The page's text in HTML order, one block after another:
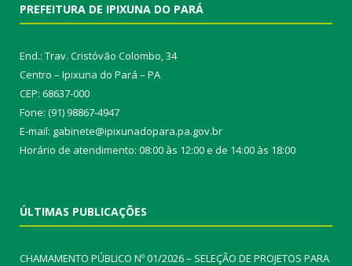
PREFEITURA DE IPIXUNA DO PARÁ
End.: Trav. Cristóvão Colombo, 34
Centro – Ipixuna do Pará – PA
CEP: 68637-000
Fone: (91) 98867-4947
E-mail: gabinete@ipixunadopara.pa.gov.br
Horário de atendimento: 08:00 às 12:00 e de 14:00 às 18:00
ÚLTIMAS PUBLICAÇÕES
CHAMAMENTO PÚBLICO Nº 01/2026 – SELEÇÃO DE PROJETOS PARA